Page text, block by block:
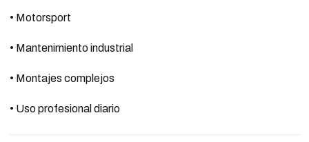
• Motorsport
• Mantenimiento industrial
• Montajes complejos
• Uso profesional diario